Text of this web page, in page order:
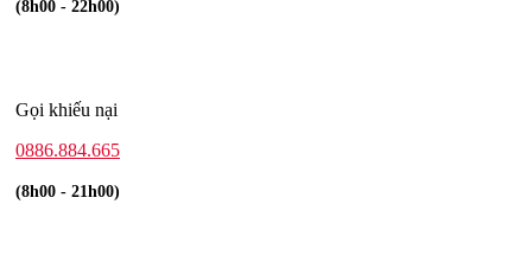
(8h00 - 22h00)
Gọi khiếu nại
0886.884.665
(8h00 - 21h00)